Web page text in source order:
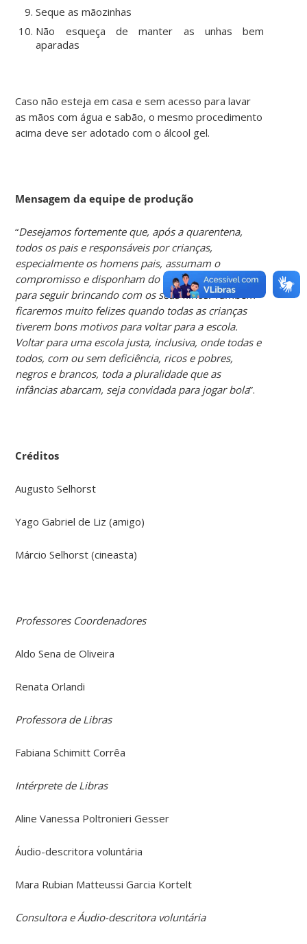
Seque as mãozinhas
Não esqueça de manter as unhas bem
aparadas
Caso não esteja em casa e sem acesso para lavar
as mãos com água e sabão, o mesmo procedimento
acima deve ser adotado com o álcool gel.
Mensagem da equipe de produção
“Desejamos fortemente que, após a quarentena,
todos os pais e responsáveis por crianças,
especialmente os homens pais, assumam o
compromisso e disponham do tempo necessário
para seguir brincando com os seus filhos. Também
ficaremos muito felizes quando todas as crianças
tiverem bons motivos para voltar para a escola.
Voltar para uma escola justa, inclusiva, onde todas e
todos, com ou sem deficiência, ricos e pobres,
negros e brancos, toda a pluralidade que as
infâncias abarcam, seja convidada para jogar bola”.
Créditos
Augusto Selhorst
Yago Gabriel de Liz (amigo)
Márcio Selhorst (cineasta)
Professores Coordenadores
Aldo Sena de Oliveira
Renata Orlandi
Professora de Libras
Fabiana Schimitt Corrêa
Intérprete de Libras
Aline Vanessa Poltronieri Gesser
Áudio-descritora voluntária
Mara Rubian Matteussi Garcia Kortelt
Consultora e Áudio-descritora voluntária